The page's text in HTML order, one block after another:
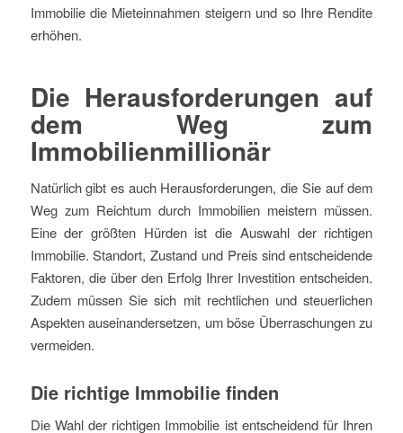
Immobilie die Mieteinnahmen steigern und so Ihre Rendite
erhöhen.
Die Herausforderungen auf
dem Weg zum
Immobilienmillionär
Natürlich gibt es auch Herausforderungen, die Sie auf dem
Weg zum Reichtum durch Immobilien meistern müssen.
Eine der größten Hürden ist die Auswahl der richtigen
Immobilie. Standort, Zustand und Preis sind entscheidende
Faktoren, die über den Erfolg Ihrer Investition entscheiden.
Zudem müssen Sie sich mit rechtlichen und steuerlichen
Aspekten auseinandersetzen, um böse Überraschungen zu
vermeiden.
Die richtige Immobilie finden
Die Wahl der richtigen Immobilie ist entscheidend für Ihren